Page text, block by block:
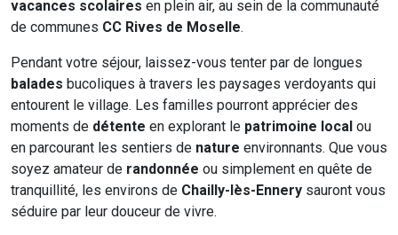
vacances scolaires en plein air, au sein de la communauté
de communes CC Rives de Moselle.
Pendant votre séjour, laissez-vous tenter par de longues
balades bucoliques à travers les paysages verdoyants qui
entourent le village. Les familles pourront apprécier des
moments de détente en explorant le patrimoine local ou
en parcourant les sentiers de nature environnants. Que vous
soyez amateur de randonnée ou simplement en quête de
tranquillité, les environs de Chailly-lès-Ennery sauront vous
séduire par leur douceur de vivre.